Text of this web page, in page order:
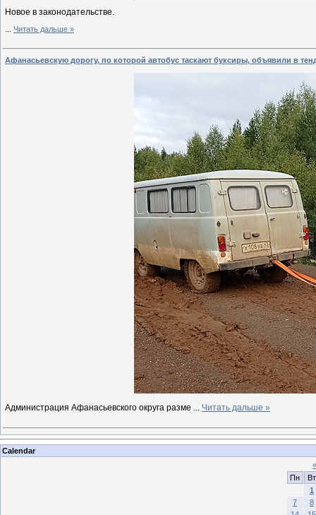
Новое в законодательстве.
Читать дальше »
Афанасьевскую дорогу, по которой автобус таскают буксиры, объявили в
Администрация Афанасьевского округа разме ... Читать дальше »
Calendar
«
Пн
Вт
1
7
8